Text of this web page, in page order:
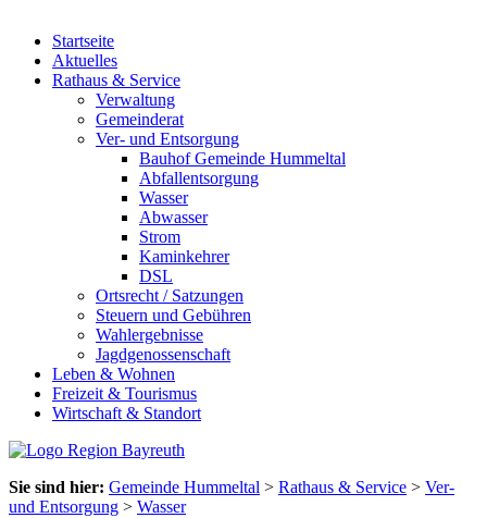
Startseite
Aktuelles
Rathaus & Service
Verwaltung
Gemeinderat
Ver- und Entsorgung
Bauhof Gemeinde Hummeltal
Abfallentsorgung
Wasser
Abwasser
Strom
Kaminkehrer
DSL
Ortsrecht / Satzungen
Steuern und Gebühren
Wahlergebnisse
Jagdgenossenschaft
Leben & Wohnen
Freizeit & Tourismus
Wirtschaft & Standort
Sie sind hier: Gemeinde Hummeltal > Rathaus & Service > Ver-
und Entsorgung > Wasser